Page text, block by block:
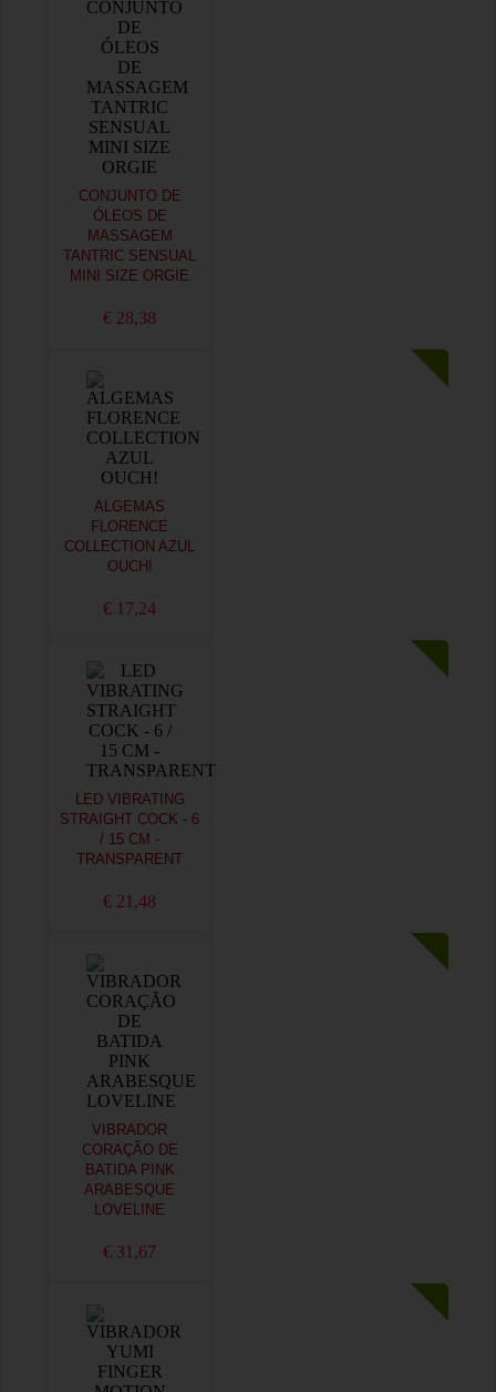
CONJUNTO DE
ÓLEOS DE
MASSAGEM
TANTRIC SENSUAL
MINI SIZE ORGIE
€ 28,38
ALGEMAS
FLORENCE
COLLECTION AZUL
OUCH!
€ 17,24
LED VIBRATING
STRAIGHT COCK - 6
/ 15 CM -
TRANSPARENT
€ 21,48
VIBRADOR
CORAÇÃO DE
BATIDA PINK
ARABESQUE
LOVELINE
€ 31,67